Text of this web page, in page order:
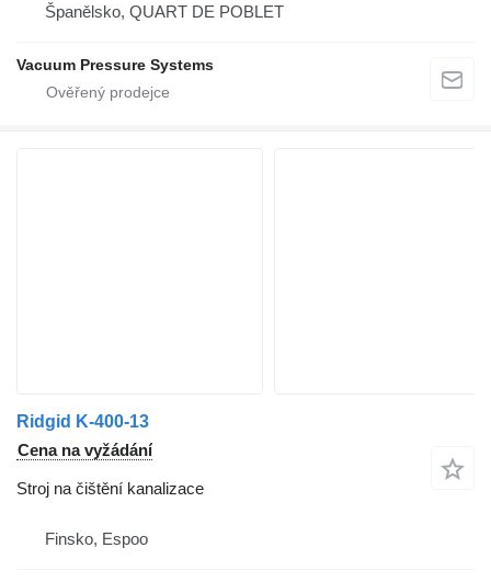
Španělsko, QUART DE POBLET
Vacuum Pressure Systems
Ridgid K-400-13
Cena na vyžádání
Stroj na čištění kanalizace
Finsko, Espoo